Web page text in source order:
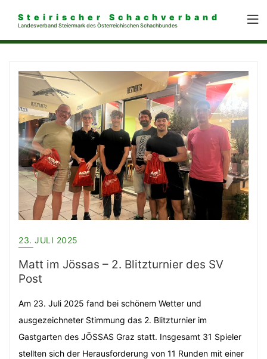
Steirischer Schachverband
Landesverband Steiermark des Österreichischen Schachbundes
23. JULI 2025
Matt im Jössas – 2. Blitzturnier des SV
Post
Am 23. Juli 2025 fand bei schönem Wetter und
ausgezeichneter Stimmung das 2. Blitzturnier im
Gastgarten des JÖSSAS Graz statt. Insgesamt 31 Spieler
stellten sich der Herausforderung von 11 Runden mit einer